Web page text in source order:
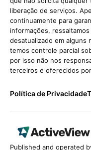
liberação de serviços.
continuamente para
informações,
desatualizado em alguns
temos controle parcial
por isso não nos
terceiros e oferecidos
Política de Privacidade
Published and operated